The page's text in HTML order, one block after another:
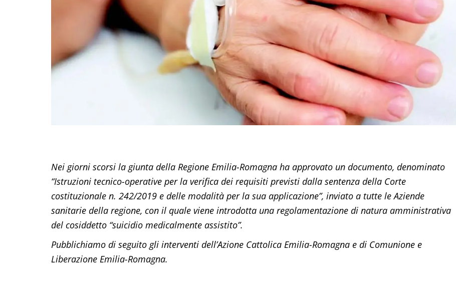
Nei giorni scorsi la giunta della Regione Emilia-Romagna ha approvato un documento, denominato
“Istruzioni tecnico-operative per la verifica dei requisiti previsti dalla sentenza della Corte
costituzionale n. 242/2019 e delle modalità per la sua applicazione”, inviato a tutte le Aziende
sanitarie della regione, con il quale viene introdotta una regolamentazione di natura amministrativa
del cosiddetto “suicidio medicalmente assistito”.
Pubblichiamo di seguito gli interventi dell’Azione Cattolica Emilia-Romagna e di Comunione e
Liberazione Emilia-Romagna.